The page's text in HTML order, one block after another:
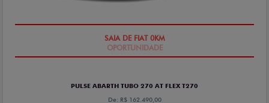
PULSE ABARTH TUBO 270 AT FLEX T270
De: R$ 162.490,00